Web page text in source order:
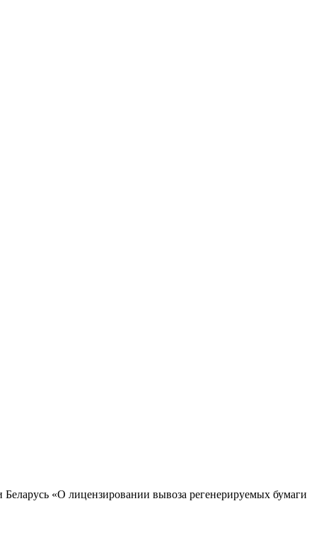
«О лицензировании вывоза регенерируемых бумаги